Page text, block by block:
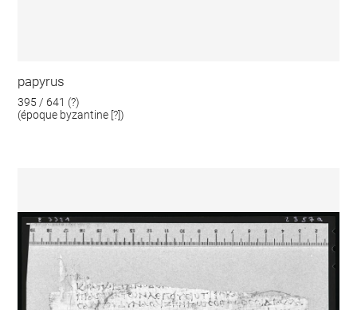
papyrus
395 / 641 (?)
(époque byzantine [?])